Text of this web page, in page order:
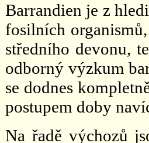
Barrandien je z
fosilních
středního devonu,
odborný výzkum
se dodnes
postupem doby
Na řadě výchozů